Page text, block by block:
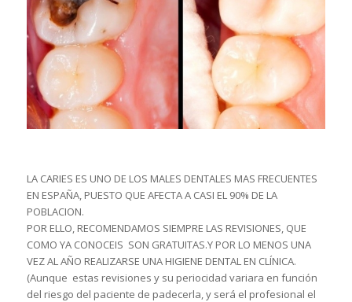
LA CARIES ES UNO DE LOS MALES DENTALES MAS FRECUENTES
EN ESPAÑA, PUESTO QUE AFECTA A CASI EL 90% DE LA
POBLACION.
POR ELLO, RECOMENDAMOS SIEMPRE LAS REVISIONES, QUE
COMO YA CONOCEIS SON GRATUITAS.Y POR LO MENOS UNA
VEZ AL AÑO REALIZARSE UNA HIGIENE DENTAL EN CLÍNICA.
(Aunque estas revisiones y su periocidad variara en función
del riesgo del paciente de padecerla, y será el profesional el